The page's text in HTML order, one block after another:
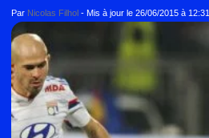
Par Nicolas Filhol - Mis à jour le 26/06/2015 à 12:31